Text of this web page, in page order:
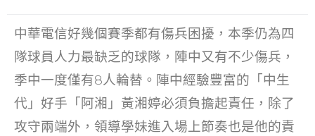
e
b
o
o
k
er l
h
at
e
dI
n
中華電信好幾個賽季都有傷兵困擾，本季仍為四
隊球員人力最缺乏的球隊，陣中又有不少傷兵，
季中一度僅有8人輪替。陣中經驗豐富的「中生
代」好手「阿湘」黃湘婷必須負擔起責任，除了
攻守兩端外，領導學妹進入場上節奏也是他的責